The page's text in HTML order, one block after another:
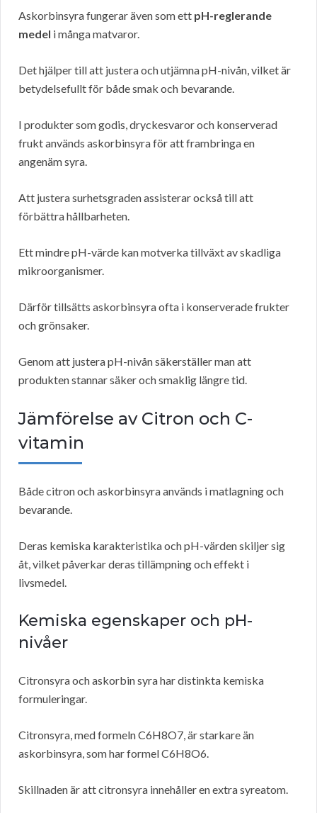
Askorbinsyra fungerar även som ett pH-reglerande
medel i många matvaror.
Det hjälper till att justera och utjämna pH-nivån, vilket är
betydelsefullt för både smak och bevarande.
I produkter som godis, dryckesvaror och konserverad
frukt används askorbinsyra för att frambringa en
angenäm syra.
Att justera surhetsgraden assisterar också till att
förbättra hållbarheten.
Ett mindre pH-värde kan motverka tillväxt av skadliga
mikroorganismer.
Därför tillsätts askorbinsyra ofta i konserverade frukter
och grönsaker.
Genom att justera pH-nivån säkerställer man att
produkten stannar säker och smaklig längre tid.
Jämförelse av Citron och C-
vitamin
Både citron och askorbinsyra används i matlagning och
bevarande.
Deras kemiska karakteristika och pH-värden skiljer sig
åt, vilket påverkar deras tillämpning och effekt i
livsmedel.
Kemiska egenskaper och pH-
nivåer
Citronsyra och askorbin syra har distinkta kemiska
formuleringar.
Citronsyra, med formeln C6H8O7, är starkare än
askorbinsyra, som har formel C6H8O6.
Skillnaden är att citronsyra innehåller en extra syreatom.